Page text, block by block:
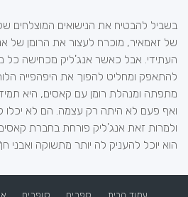
בשביל להבטיח את הנישואים המוצלחים
של זאמאיר, מוכרח לעצור את הרומן של
העתידי. אבל כאשר אנג'ליק מכחישה כל
להתאפק ומחליט להפוך את היפהפייה
מתפתה ומנהלת רומן עם קאסים, היא
ואף פעם לא היתה רק עצמה. הם לא יכלו
ולמרות זאת אנג'ליק פורחת בחברת
הוא יוכל להעניק לה יותר מתשוקה ואבני
עמוד הבית ספרים סופרים